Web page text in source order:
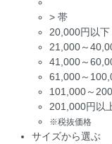
> 帯
20,000円以下
21,000～
41,000～
61,000～
101,000～
201,000円以
※税抜価格
サイズから選ぶ